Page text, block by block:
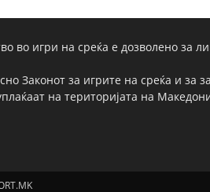
во игри на среќа е дозволено за
Законот за игрите на среќа и за
на територијата на